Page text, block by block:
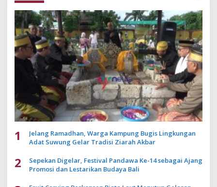
1
Jelang Ramadhan, Warga Kampung Bugis Lingkungan
Adat Suwung Gelar Tradisi Ziarah Akbar
2
Sepekan Digelar, Festival Pandawa Ke-14 sebagai Ajang
Promosi dan Lestarikan Budaya Bali